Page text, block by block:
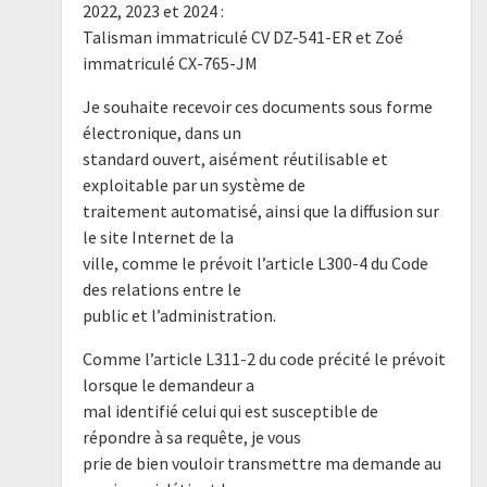
2022, 2023 et 2024 :
Talisman immatriculé CV DZ-541-ER et Zoé
immatriculé CX-765-JM
Je souhaite recevoir ces documents sous forme
électronique, dans un
standard ouvert, aisément réutilisable et
exploitable par un système de
traitement automatisé, ainsi que la diffusion sur
le site Internet de la
ville, comme le prévoit l’article L300-4 du Code
des relations entre le
public et l’administration.
Comme l’article L311-2 du code précité le prévoit
lorsque le demandeur a
mal identifié celui qui est susceptible de
répondre à sa requête, je vous
prie de bien vouloir transmettre ma demande au